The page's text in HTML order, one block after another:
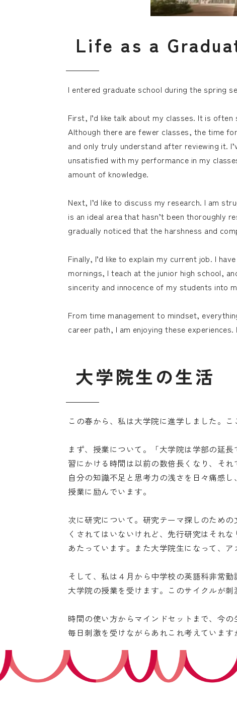
Life as a Gradua
I entered graduate school during the spring
First, I’d like talk about my classes. It is
Although there are fewer classes, the time
and only truly understand after reviewing it.
unsatisfied with my performance in my
amount of knowledge.
Next, I’d like to discuss my research. I am
is an ideal area that hasn’t been thoroughly
gradually noticed that the harshness and
Finally, I’d like to explain my current job. I
mornings, I teach at the junior high school,
sincerity and innocence of my students into
From time management to mindset,
career path, I am enjoying these
大学院生の生活
この春から、私は大学院に進学しました。
まず、授業について。「大学院は学部の延
習にかける時間は以前の数倍長くなり、そ
自分の知識不足と思考力の浅さを日々痛感
授業に励んでいます。
次に研究について。研究テーマ探しのため
くされてはいないけれど、先行研究はそれ
あたっています。また大学院生になって、
そして、私は４月から中学校の英語科非常
大学院の授業を受けます。このサイクルが
時間の使い方からマインドセットまで、今
毎日刺激を受けながらあれこれ考えていま